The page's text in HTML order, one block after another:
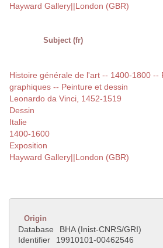
Hayward Gallery||London (GBR)
Subject (fr)
Histoire générale de l'art -- 1400-1800 --
graphiques -- Peinture et dessin
Leonardo da Vinci, 1452-1519
Dessin
Italie
1400-1600
Exposition
Hayward Gallery||London (GBR)
Origin
Database
BHA (Inist-CNRS/GRI)
Identifier
19910101-00462546